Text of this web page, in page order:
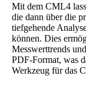
Mit dem CML4
die dann über die
tiefgehende
können. Dies
Messwerttrends
PDF-Format, was
Werkzeug für das